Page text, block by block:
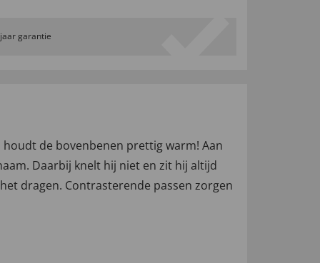
garantie
houdt de bovenbenen prettig warm! Aan
Daarbij knelt hij niet en zit hij altijd
dragen. Contrasterende passen zorgen